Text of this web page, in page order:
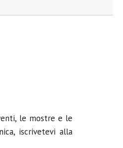
le mostre e le
iscrivetevi alla